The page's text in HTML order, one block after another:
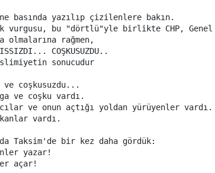
basında yazılıp çizilenlere bakın.
vurgusu, bu "dörtlü"yle birlikte CHP, Genel
rağmen,
COŞKUSUZDU..
sonucudur
ve coşkusuzdu...
ve coşku vardı.
ve onun açtığı yoldan yürüyenler vardı.
vardı.
Taksim'de bir kez daha gördük:
yazar!
açar!